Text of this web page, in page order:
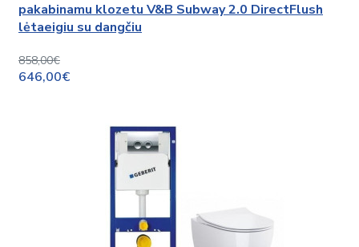
pakabinamu klozetu V&B Subway 2.0 DirectFlush
lėtaeigiu su dangčiu
858,00€
646,00€